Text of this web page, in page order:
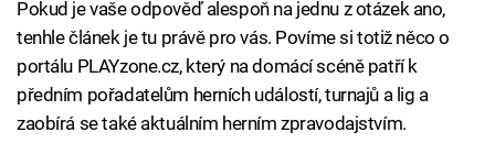
Pokud je vaše odpověď alespoň na jednu z otázek ano,
tenhle článek je tu právě pro vás. Povíme si totiž něco o
portálu PLAYzone.cz, který na domácí scéně patří k
předním pořadatelům herních událostí, turnajů a lig a
zaobírá se také aktuálním herním zpravodajstvím.